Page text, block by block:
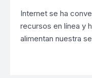
Internet se ha
recursos en línea y
alimentan nuestra